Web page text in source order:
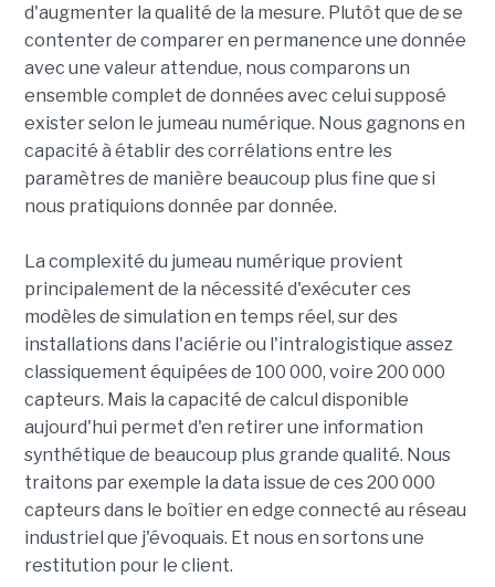
d'augmenter la qualité de la mesure. Plutôt que de se
contenter de comparer en permanence une donnée
avec une valeur attendue, nous comparons un
ensemble complet de données avec celui supposé
exister selon le jumeau numérique. Nous gagnons en
capacité à établir des corrélations entre les
paramètres de manière beaucoup plus fine que si
nous pratiquions donnée par donnée.
La complexité du jumeau numérique provient
principalement de la nécessité d'exécuter ces
modèles de simulation en temps réel, sur des
installations dans l'aciérie ou l'intralogistique assez
classiquement équipées de 100 000, voire 200 000
capteurs. Mais la capacité de calcul disponible
aujourd'hui permet d'en retirer une information
synthétique de beaucoup plus grande qualité. Nous
traitons par exemple la data issue de ces 200 000
capteurs dans le boîtier en edge connecté au réseau
industriel que j'évoquais. Et nous en sortons une
restitution pour le client.